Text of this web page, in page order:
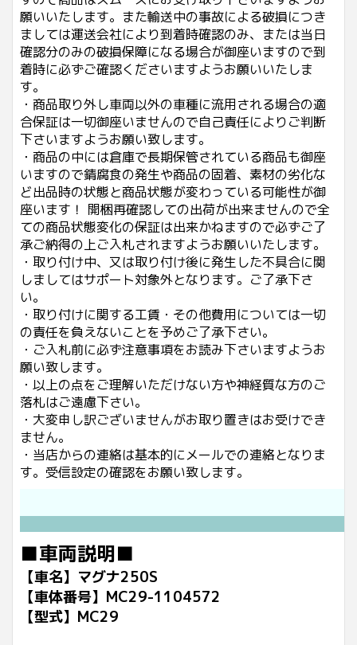
願いいたします。また輸送中の事故による破損につき
ましては運送会社により到着時確認のみ、または当日
確認分のみの破損保障になる場合が御座いますので到
着時に必ずご確認くださいますようお願いいたしま
す。
・商品取り外し車両以外の車種に流用される場合の適
合保証は一切御座いませんので自己責任によりご判断
下さいますようお願い致します。
・商品の中には倉庫で長期保管されている商品も御座
いますので錆腐食の発生や商品の固着、素材の劣化な
ど出品時の状態と商品状態が変わっている可能性が御
座います！ 開梱再確認しての出荷が出来ませんので全
ての商品状態変化の保証は出来かねますので必ずご了
承ご納得の上ご入札されますようお願いいたします。
・取り付け中、又は取り付け後に発生した不具合に関
しましてはサポート対象外となります。ご了承下さ
い。
・取り付けに関する工賃・その他費用については一切
の責任を負えないことを予めご了承下さい。
・ご入札前に必ず注意事項をお読み下さいますようお
願い致します。
・以上の点をご理解いただけない方や神経質な方のご
落札はご遠慮下さい。
・大変申し訳ございませんがお取り置きはお受けでき
ません。
・当店からの連絡は基本的にメールでの連絡となりま
す。受信設定の確認をお願い致します。
■車両説明■
【車名】マグナ250S
【車体番号】MC29-1104572
【型式】MC29